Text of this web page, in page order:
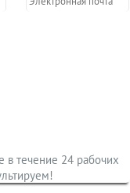
течение 24 рабочих